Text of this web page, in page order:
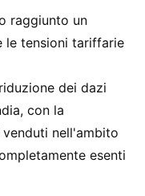
raggiunto un
le tensioni tariffarie
dei dazi
con la
nell'ambito
esenti